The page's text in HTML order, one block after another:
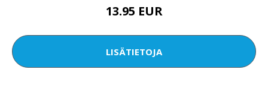
13.95 EUR
LISÄTIETOJA